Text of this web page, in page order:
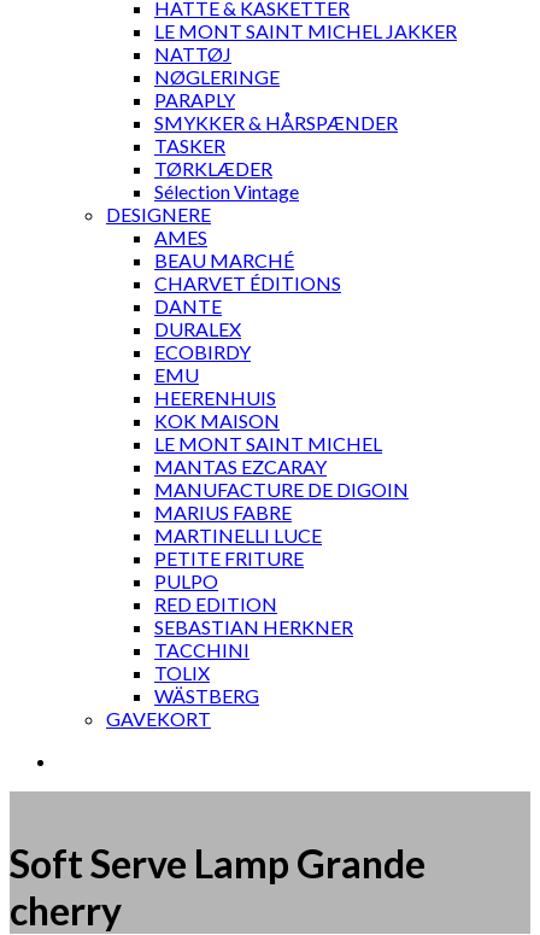
HATTE & KASKETTER
LE MONT SAINT MICHEL JAKKER
NATTØJ
NØGLERINGE
PARAPLY
SMYKKER & HÅRSPÆNDER
TASKER
TØRKLÆDER
Sélection Vintage
DESIGNERE
AMES
BEAU MARCHÉ
CHARVET ÉDITIONS
DANTE
DURALEX
ECOBIRDY
EMU
HEERENHUIS
KOK MAISON
LE MONT SAINT MICHEL
MANTAS EZCARAY
MANUFACTURE DE DIGOIN
MARIUS FABRE
MARTINELLI LUCE
PETITE FRITURE
PULPO
RED EDITION
SEBASTIAN HERKNER
TACCHINI
TOLIX
WÄSTBERG
GAVEKORT
Soft Serve Lamp Grande
cherry